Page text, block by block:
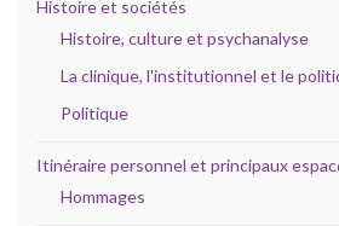
Histoire et sociétés
Histoire, culture et psychanalyse
La clinique, l'institutionnel et le
Politique
Itinéraire personnel et principaux
Hommages